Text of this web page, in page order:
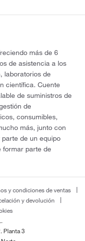
más de 6
de asistencia a los
laboratorios de
científica. Cuente
de suministros de
de
consumibles,
más, junto con
de un equipo
formar parte de
y condiciones de ventas
y devolución
Planta 3